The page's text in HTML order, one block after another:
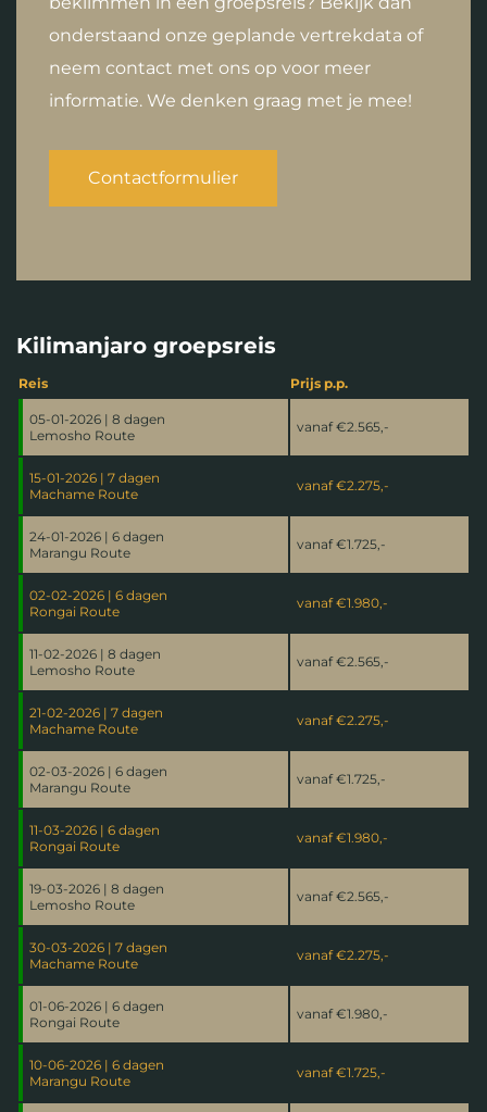
onderstaand onze geplande vertrekdata of
neem contact met ons op voor meer
informatie. We denken graag met je mee!
Contactformulier
Kilimanjaro groepsreis
Reis Prijs p.p.
05-01-2026 | 8 dagen
Lemosho Route
vanaf€2.565,-
15-01-2026 | 7 dagen
Machame Route
vanaf€2.275,-
24-01-2026 | 6 dagen
Marangu Route
vanaf€1.725,-
02-02-2026 | 6 dagen
Rongai Route
vanaf€1.980,-
11-02-2026 | 8 dagen
Lemosho Route
vanaf€2.565,-
21-02-2026 | 7 dagen
Machame Route
vanaf€2.275,-
02-03-2026 | 6 dagen
Marangu Route
vanaf€1.725,-
11-03-2026 | 6 dagen
Rongai Route
vanaf€1.980,-
19-03-2026 | 8 dagen
Lemosho Route
vanaf€2.565,-
30-03-2026 | 7 dagen
Machame Route
vanaf€2.275,-
01-06-2026 | 6 dagen
Rongai Route
vanaf€1.980,-
10-06-2026 | 6 dagen
Marangu Route
vanaf€1.725,-